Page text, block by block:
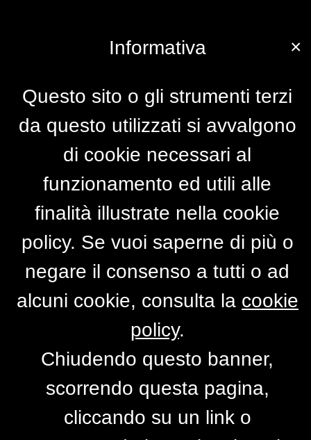
Navata laterale della
cattedrale di Cantherbury
dibabil
×
Informativa
Questo sito o gli strumenti terzi
da questo utilizzati si avvalgono
di cookie necessari al
funzionamento ed utili alle
finalità illustrate nella cookie
policy. Se vuoi saperne di più o
negare il consenso a tutti o ad
alcuni cookie, consulta la cookie
policy.
Chiudendo questo banner,
scorrendo questa pagina,
cliccando su un link o